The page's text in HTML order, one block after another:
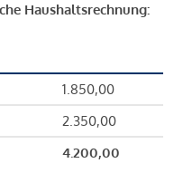
Haushaltsrechnung:
1.850,00
2.350,00
4.200,00